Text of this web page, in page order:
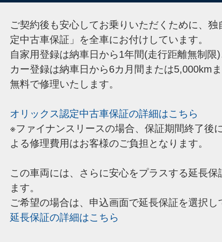
ご契約後も安心してお乗りいただくために、
定中古車保証」を全車にお付けしています。
自家用登録は納車日から1年間(走行距離無制限
カー登録は納車日から6カ月間または5,000km
無料で修理いたします。
オリックス認定中古車保証の詳細はこちら
※ファイナンスリースの場合、保証期間終了後
よる修理費用はお客様のご負担となります。
この車両には、さらに安心をプラスする延長
ます。
ご希望の場合は、申込画面で延長保証を選択し
延長保証の詳細はこちら